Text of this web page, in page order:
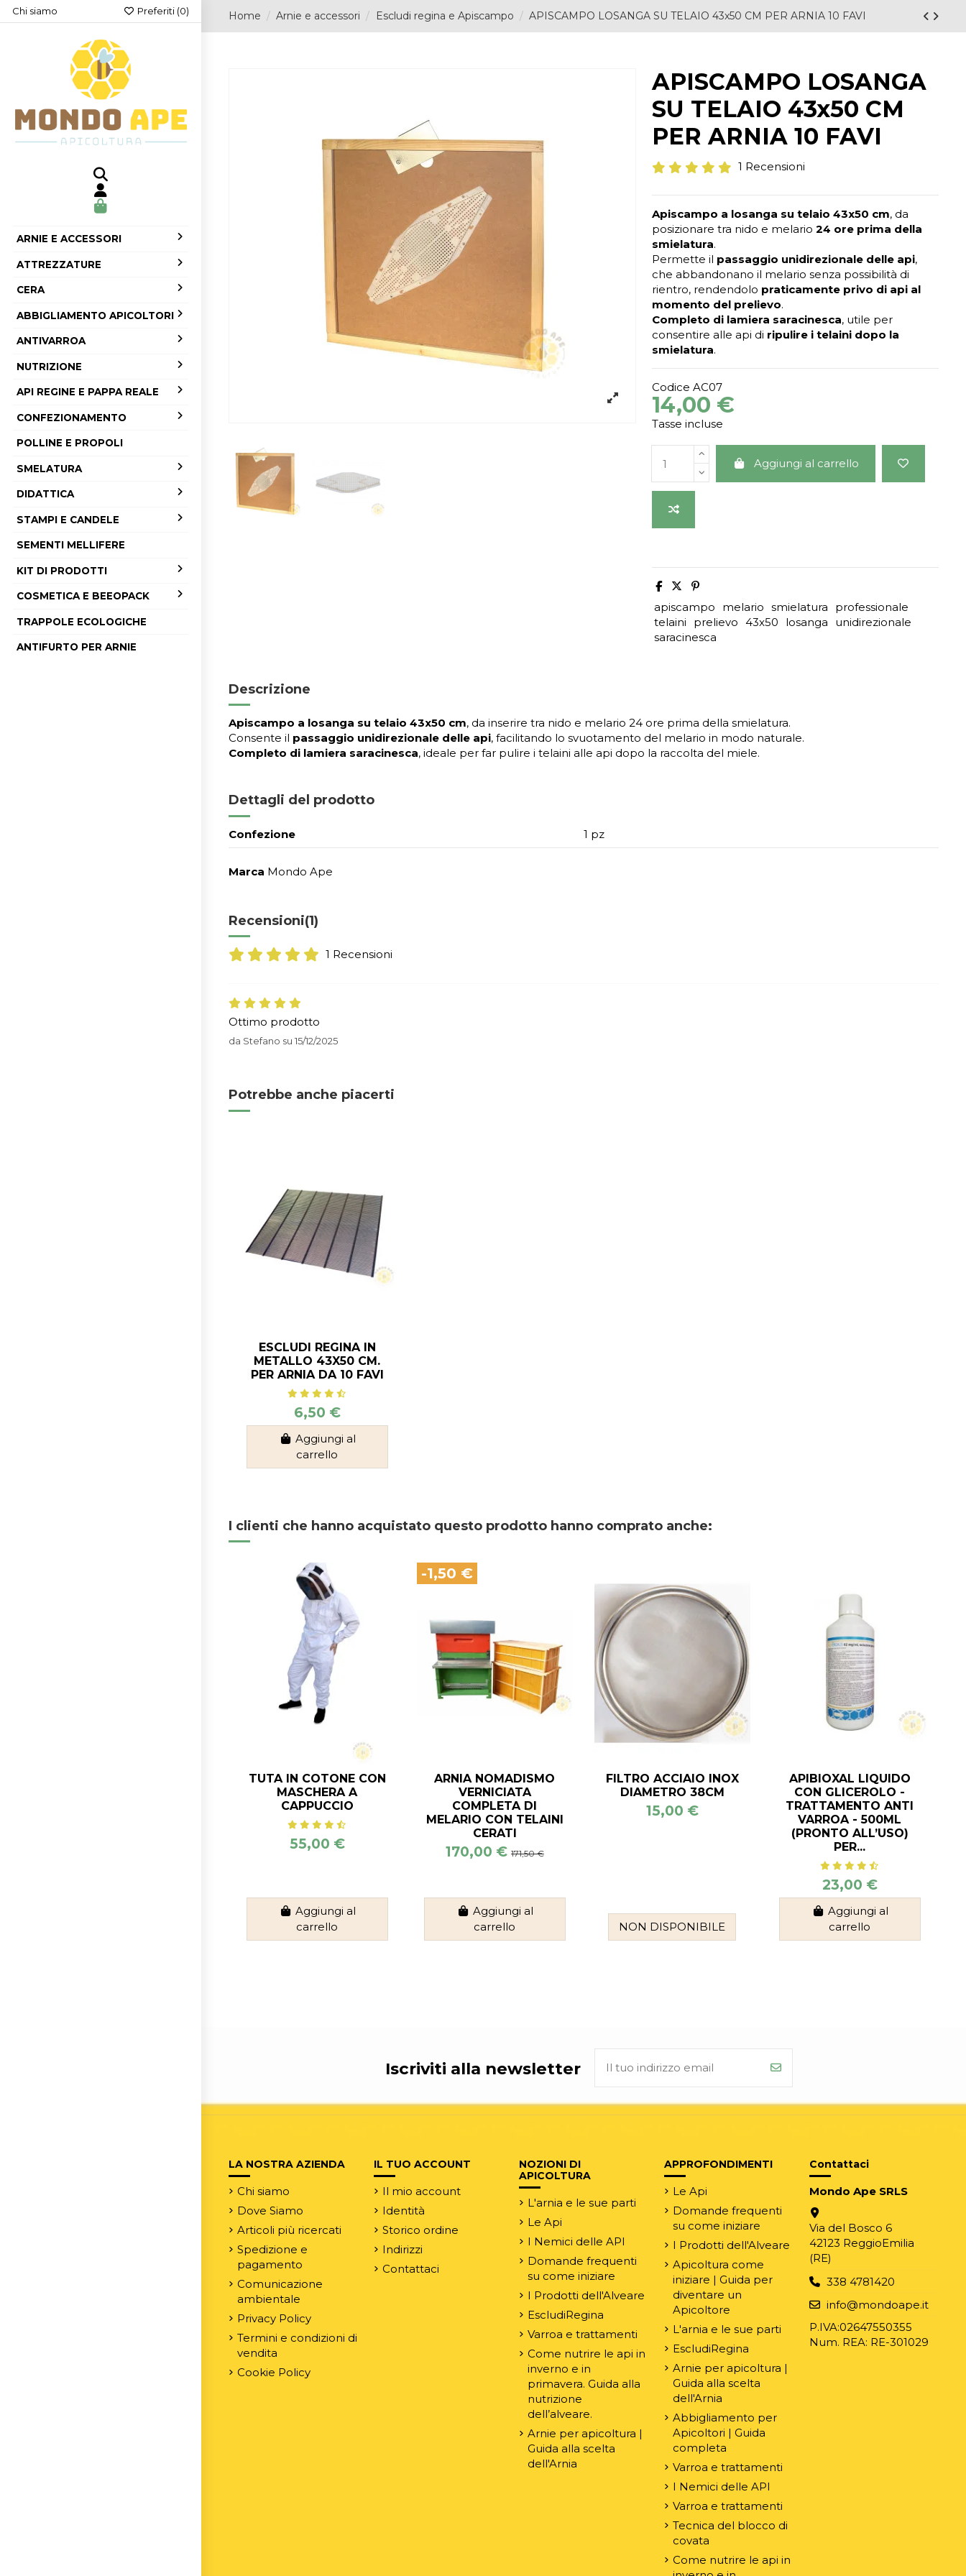
Chi siamo Preferiti (0)
ARNIE E ACCESSORI
ATTREZZATURE
CERA
ABBIGLIAMENTO APICOLTORI
ANTIVARROA
NUTRIZIONE
API REGINE E PAPPA REALE
CONFEZIONAMENTO
POLLINE E PROPOLI
SMELATURA
DIDATTICA
STAMPI E CANDELE
SEMENTI MELLIFERE
KIT DI PRODOTTI
COSMETICA E BEEOPACK
TRAPPOLE ECOLOGICHE
ANTIFURTO PER ARNIE
Home Arnie e accessori Escludi regina e Apiscampo APISCAMPO LOSANGA SU TELAIO 43x50 CM PER ARNIA 10 FAVI
APISCAMPO LOSANGA
SU TELAIO 43x50 CM
PER ARNIA 10 FAVI
1 Recensioni
Apiscampo a losanga su telaio 43x50 cm, da
posizionare tra nido e melario24 ore prima della
smielatura.
Permette il passaggio unidirezionale delle api,
che abbandonano il melario senza possibilità di
rientro, rendendolo praticamente privo di api al
momento del prelievo.
Completo di lamiera saracinesca, utile per
consentire alle api di ripulire i telaini dopo la
smielatura.
Codice AC07
14,00 €
Tasse incluse
Aggiungi al carrello
apiscampo melario smielatura
professionale
telaini
prelievo 43x50 losanga
unidirezionale
saracinesca
Descrizione
Apiscampo a losanga su telaio 43x50 cm, da inserire tra nido e melario 24 ore prima della smielatura.
Consente il passaggio unidirezionale delle api, facilitando lo svuotamento del melario in modo naturale.
Completo di lamiera saracinesca, ideale per far pulire i telaini alle api dopo la raccolta del miele.
Dettagli del prodotto
Confezione 1 pz
Marca Mondo Ape
Recensioni(1)
1 Recensioni
Ottimo prodotto
da Stefano su 15/12/2025
Potrebbe anche piacerti
ESCLUDI REGINA IN
METALLO 43X50 CM.
PER ARNIA DA 10 FAVI
6,50 €
Aggiungi al
carrello
I clienti che hanno acquistato questo prodotto hanno comprato anche:
TUTA IN COTONE CON
MASCHERA A
CAPPUCCIO
55,00 €
Aggiungi al
carrello
-1,50 €
ARNIA NOMADISMO
VERNICIATA
COMPLETA DI
MELARIO CON TELAINI
CERATI
170,00 € 171,50 €
Aggiungi al
carrello
FILTRO ACCIAIO INOX
DIAMETRO 38CM
15,00 €
NON DISPONIBILE
APIBIOXAL LIQUIDO
CON GLICEROLO -
TRATTAMENTO ANTI
VARROA - 500ML
(PRONTO ALL’USO)
PER...
23,00 €
Aggiungi al
carrello
Iscriviti alla newsletter
LA NOSTRA AZIENDA
Chi siamo
Dove Siamo
Articoli più ricercati
Spedizione e
pagamento
Comunicazione
ambientale
Privacy Policy
Termini e condizioni di
vendita
Cookie Policy
IL TUO ACCOUNT
Il mio account
Identità
Storico ordine
Indirizzi
Contattaci
NOZIONI DI
APICOLTURA
L'arnia e le sue parti
Le Api
I Nemici delle API
Domande frequenti
su come iniziare
I Prodotti dell'Alveare
EscludiRegina
Varroa e trattamenti
Come nutrire le api in
inverno e in
primavera. Guida alla
nutrizione
dell’alveare.
Arnie per apicoltura |
Guida alla scelta
dell'Arnia
APPROFONDIMENTI
Le Api
Domande frequenti
su come iniziare
I Prodotti dell'Alveare
Apicoltura come
iniziare | Guida per
diventare un
Apicoltore
L'arnia e le sue parti
EscludiRegina
Arnie per apicoltura |
Guida alla scelta
dell'Arnia
Abbigliamento per
Apicoltori | Guida
completa
Varroa e trattamenti
I Nemici delle API
Varroa e trattamenti
Tecnica del blocco di
covata
Come nutrire le api in
Contattaci
Mondo Ape SRLS
Via del Bosco 6
42123 ReggioEmilia
(RE)
338 4781420
info@mondoape.it
P.IVA:02647550355
Num. REA: RE-301029